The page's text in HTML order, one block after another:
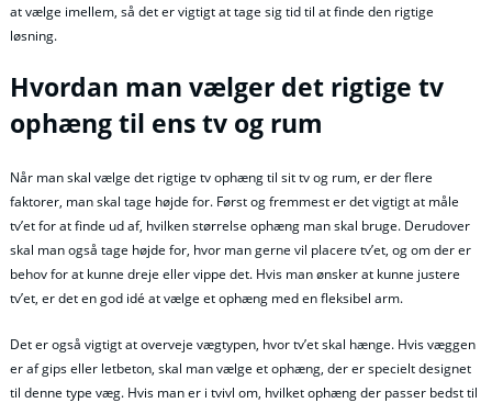
at vælge imellem, så det er vigtigt at tage sig tid til at finde den rigtige
løsning.
Hvordan man vælger det rigtige tv
ophæng til ens tv og rum
Når man skal vælge det rigtige tv ophæng til sit tv og rum, er der flere
faktorer, man skal tage højde for. Først og fremmest er det vigtigt at måle
tv’et for at finde ud af, hvilken størrelse ophæng man skal bruge. Derudover
skal man også tage højde for, hvor man gerne vil placere tv’et, og om der er
behov for at kunne dreje eller vippe det. Hvis man ønsker at kunne justere
tv’et, er det en god idé at vælge et ophæng med en fleksibel arm.
Det er også vigtigt at overveje vægtypen, hvor tv’et skal hænge. Hvis væggen
er af gips eller letbeton, skal man vælge et ophæng, der er specielt designet
til denne type væg. Hvis man er i tvivl om, hvilket ophæng der passer bedst til